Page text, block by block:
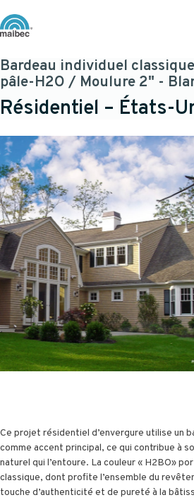
Bardeau individuel
pâle-H2O / Moulure 2" -
Résidentiel – États-
Ce projet résidentiel d’envergure utilise un
comme accent principal, ce qui contribue à
naturel qui l’entoure. La couleur « H2BO»
classique, dont profite l’ensemble du
touche d’authenticité et de pureté à la